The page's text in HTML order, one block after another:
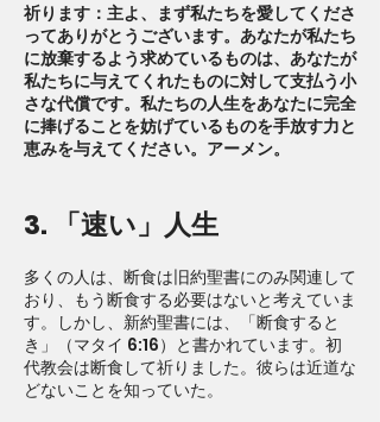
祈ります：主よ、まず私たちを愛してくださ
ってありがとうございます。あなたが私たち
に放棄するよう求めているものは、あなたが
私たちに与えてくれたものに対して支払う小
さな代償です。私たちの人生をあなたに完全
に捧げることを妨げているものを手放す力と
恵みを与えてください。アーメン。
3. 「速い」人生
多くの人は、断食は旧約聖書にのみ関連して
おり、もう断食する必要はないと考えていま
す。しかし、新約聖書には、「断食すると
き」（マタイ 6:16）と書かれています。初
代教会は断食して祈りました。彼らは近道な
どないことを知っていた。